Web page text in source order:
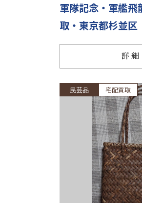
軍隊記念・軍艦飛
取・東京都杉並区
詳細
民芸品 宅配買取